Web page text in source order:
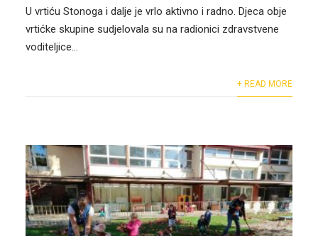
U vrtiću Stonoga i dalje je vrlo aktivno i radno. Djeca obje
vrtićke skupine sudjelovala su na radionici zdravstvene
voditeljice...
+ READ MORE